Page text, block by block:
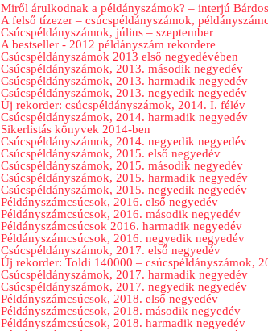
Miről árulkodnak a példányszámok? – interjú
A felső tízezer – csúcspéldányszámok,
Csúcspéldányszámok, július – szeptember
A bestseller - 2012 példányszám rekordere
Csúcspéldányszámok 2013 első negyedévében
Csúcspéldányszámok, 2013. második negyedév
Csúcspéldányszámok, 2013. harmadik negyedév
Csúcspéldányszámok, 2013. negyedik negyedév
Új rekorder: csúcspéldányszámok, 2014. I. félév
Csúcspéldányszámok, 2014. harmadik negyedév
Sikerlistás könyvek 2014-ben
Csúcspéldányszámok, 2014. negyedik negyedév
Csúcspéldányszámok, 2015. első negyedév
Csúcspéldányszámok, 2015. második negyedév
Csúcspéldányszámok, 2015. harmadik negyedév
Csúcspéldányszámok, 2015. negyedik negyedév
Példányszámcsúcsok, 2016. első negyedév
Példányszámcsúcsok, 2016. második negyedév
Példányszámcsúcsok 2016. harmadik negyedév
Példányszámcsúcsok, 2016. negyedik negyedév
Csúcspéldányszámok, 2017. első negyedév
Új rekorder: Toldi 140000 – csúcspéldányszámok,
Csúcspéldányszámok, 2017. harmadik negyedév
Csúcspéldányszámok, 2017. negyedik negyedév
Példányszámcsúcsok, 2018. első negyedév
Példányszámcsúcsok, 2018. második negyedév
Példányszámcsúcsok, 2018. harmadik negyedév